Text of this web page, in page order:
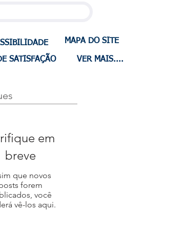
MAPA DO SITE
SATISFAÇÃO VER MAIS....
em
breve
que novos
forem
você
vê-los aqui.